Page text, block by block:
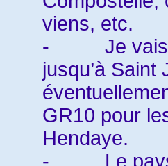
viens, etc.
-
Je
jusqu’à
GR10 pour
Hendaye.
-
Le